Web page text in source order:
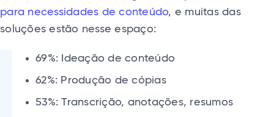
para necessidades de conteúdo, e muitas das
soluções estão nesse espaço:
69%: Ideação de conteúdo
62%: Produção de cópias
53%: Transcrição, anotações, resumos